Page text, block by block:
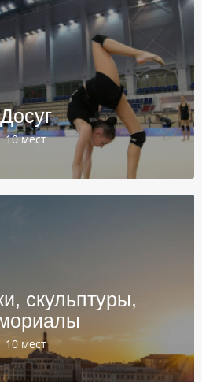
Досуг
10 мест
скульптуры,
10 мест